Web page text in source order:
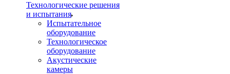
Технологические решения
и испытания
Испытательное
оборудование
Технологическое
оборудование
Акустические
камеры